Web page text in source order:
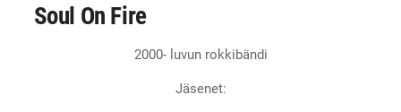
Soul On Fire
2000- luvun rokkibändi
Jäsenet: